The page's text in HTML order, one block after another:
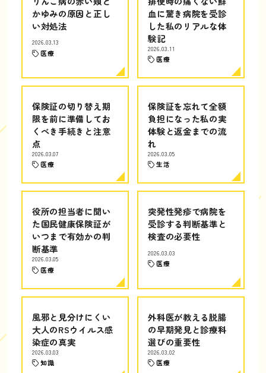
かゆみの原因と正し
い対処法
2026.03.13
医療
血に驚き病院を受診
した私のリアルな体
験記
2026.03.11
医療
保険証の切り替え期
限を前に準備してお
くべき手続きと注意
点
2026.03.07
医療
保険証を忘れて全額
負担になった私の実
体験と返金までの流
れ
2026.03.05
生活
役所の担当者に聞い
た国民健康保険証が
いつまで有効かの判
断基準
2026.03.05
医療
突発性発疹で病院を
受診する判断基準と
検査の必要性
2026.03.03
医療
風邪と見分けにくい
大人のRSウイルス感
染症の真実
2026.03.03
知識
外科医が教える脱腸
の早期発見と診療科
選びの重要性
2026.03.02
医療